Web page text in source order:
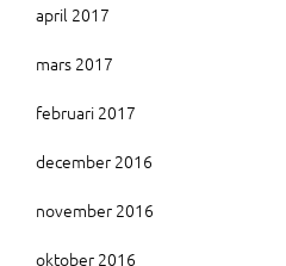
april 2017
mars 2017
februari 2017
december 2016
november 2016
oktober 2016